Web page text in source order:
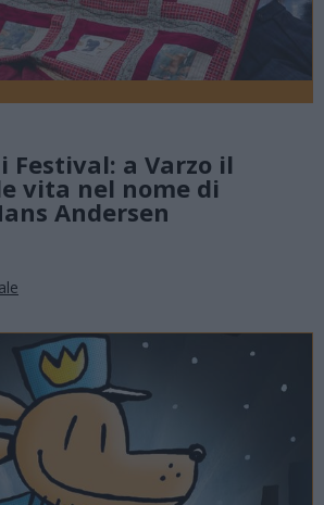
Festival: a Varzo il
vita nel nome di
Andersen